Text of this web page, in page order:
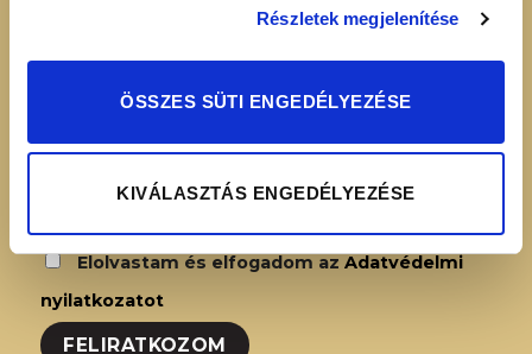
Részletek megjelenítése
ÖSSZES SÜTI ENGEDÉLYEZÉSE
KIVÁLASZTÁS ENGEDÉLYEZÉSE
Elolvastam és elfogadom az Adatvédelmi
nyilatkozatot